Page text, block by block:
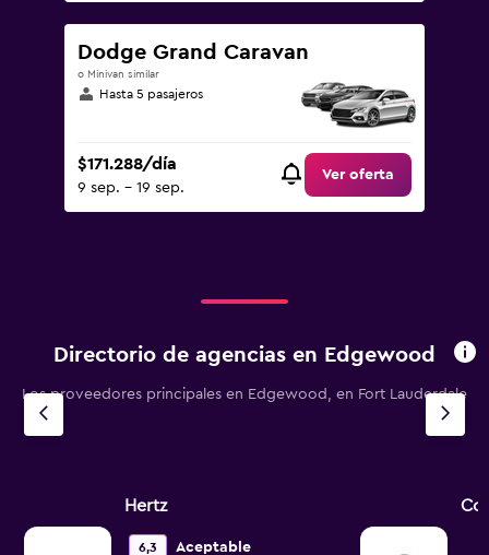
Dodge Grand Caravan
o Minivan similar
Hasta 5 pasajeros
$171.288/día
9 sep. - 19 sep.
Ver oferta
Directorio de agencias en Edgewood
Los proveedores principales en Edgewood, en Fort Lauderdale
Hertz
6,3 Aceptable